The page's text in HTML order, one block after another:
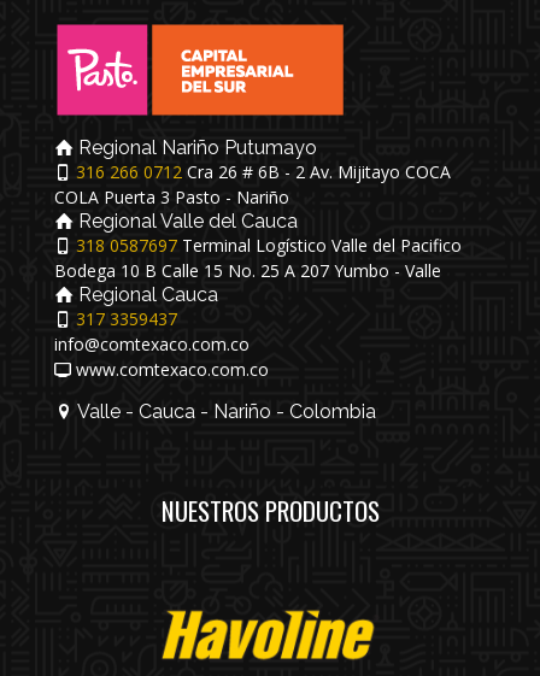
Regional Nariño Putumayo
316 266 0712 Cra 26 # 6B - 2 Av. Mijitayo COCA
COLA Puerta 3 Pasto - Nariño
Regional Valle del Cauca
318 0587697 Terminal Logístico Valle del Pacifico
Bodega 10 B Calle 15 No. 25 A 207 Yumbo - Valle
Regional Cauca
317 3359437
info@comtexaco.com.co
www.comtexaco.com.co
Valle - Cauca - Nariño - Colombia
NUESTROS PRODUCTOS